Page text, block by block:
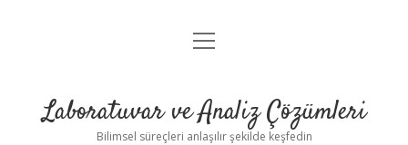
Anasayfa
Yasal Uyarı
menüyü
Laboratuvar ve Analiz Çözümleri
Bilimsel süreçleri anlaşılır şekilde keşfedin